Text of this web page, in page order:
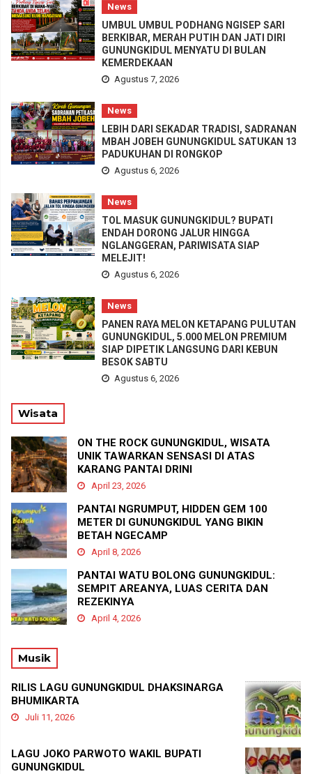
News
UMBUL UMBUL PODHANG NGISEP SARI
BERKIBAR, MERAH PUTIH DAN JATI DIRI
GUNUNGKIDUL MENYATU DI BULAN
KEMERDEKAAN
Agustus 7, 2026
News
LEBIH DARI SEKADAR TRADISI, SADRANAN
MBAH JOBEH GUNUNGKIDUL SATUKAN 13
PADUKUHAN DI RONGKOP
Agustus 6, 2026
News
TOL MASUK GUNUNGKIDUL? BUPATI
ENDAH DORONG JALUR HINGGA
NGLANGGERAN, PARIWISATA SIAP
MELEJIT!
Agustus 6, 2026
News
PANEN RAYA MELON KETAPANG PULUTAN
GUNUNGKIDUL, 5.000 MELON PREMIUM
SIAP DIPETIK LANGSUNG DARI KEBUN
BESOK SABTU
Agustus 6, 2026
Wisata
ON THE ROCK GUNUNGKIDUL, WISATA
UNIK TAWARKAN SENSASI DI ATAS
KARANG PANTAI DRINI
April 23, 2026
PANTAI NGRUMPUT, HIDDEN GEM 100
METER DI GUNUNGKIDUL YANG BIKIN
BETAH NGECAMP
April 8, 2026
PANTAI WATU BOLONG GUNUNGKIDUL:
SEMPIT AREANYA, LUAS CERITA DAN
REZEKINYA
April 4, 2026
Musik
RILIS LAGU GUNUNGKIDUL DHAKSINARGA
BHUMIKARTA
Juli 11, 2026
LAGU JOKO PARWOTO WAKIL BUPATI
GUNUNGKIDUL